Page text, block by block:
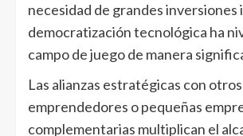
necesidad de grandes inversiones
democratización tecnológica ha
campo de juego de manera
Las alianzas estratégicas con otros
emprendedores o pequeñas
complementarias multiplican el